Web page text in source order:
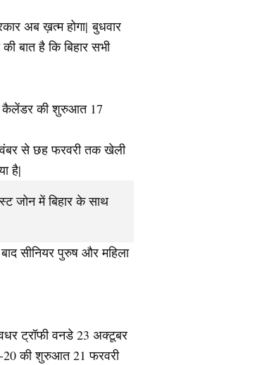
अब ख़त्म होगा| बुधवार
बात है कि बिहार सभी
कैलेंडर की शुरुआत 17
से छह फरवरी तक खेली
है|
जोन में बिहार के साथ
सीनियर पुरुष और महिला
ट्रॉफी वनडे 23 अक्टूबर
20 की शुरुआत 21 फरवरी